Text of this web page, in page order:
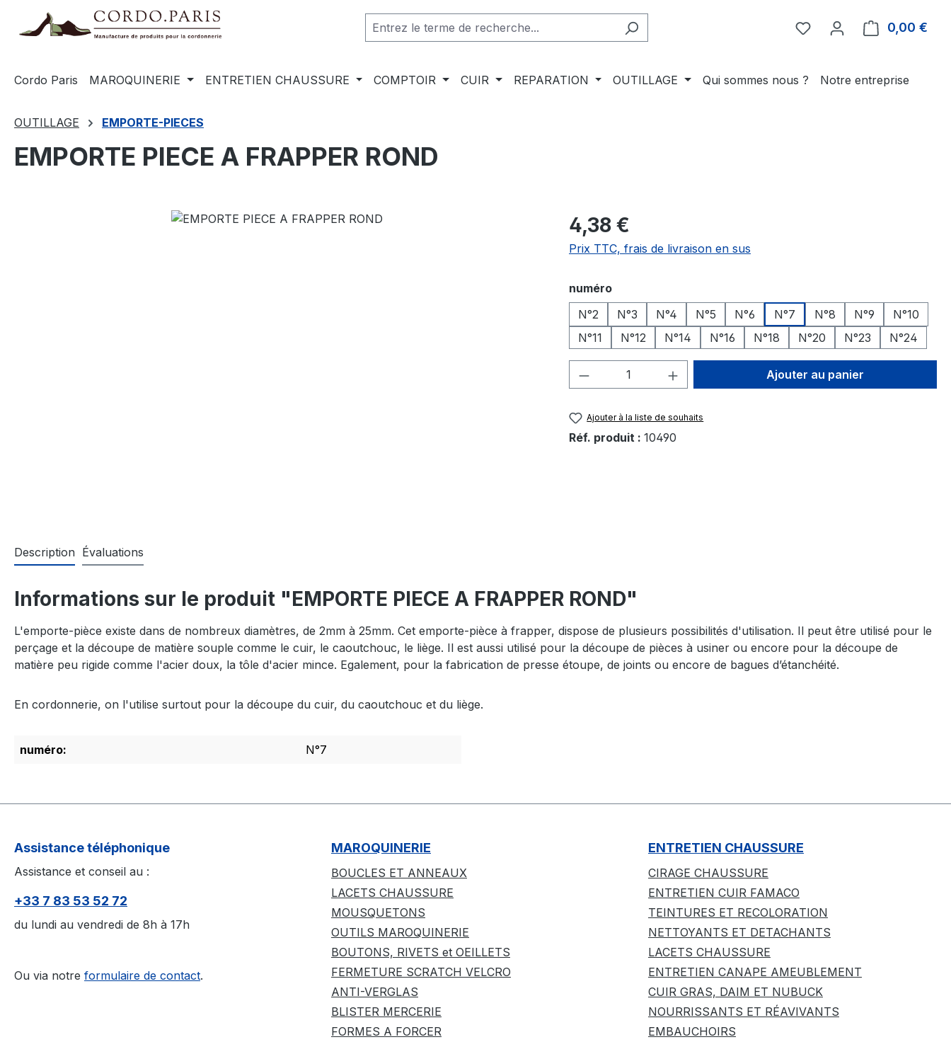
Passer à la navigation principale
0,00 €
Cordo Paris MAROQUINERIE ENTRETIEN CHAUSSURE COMPTOIR CUIR REPARATION OUTILLAGE Qui sommes nous ? Notre entreprise
OUTILLAGE EMPORTE-PIECES
EMPORTE PIECE A FRAPPER ROND
4,38 €
Prix TTC, frais de livraison en sus
Sélectionnez
numéro
N°2
N°3 N°4 N°5 N°6 N°7 N°8 N°9
N°10
N°11
N°12 N°14 N°16 N°18 N°20 N°23 N°24
Quantité de produit : Entrez la quantité
Ajouter au panier
Ajouter à la liste de souhaits
Réf. produit : 10490
Description Évaluations
Informations sur le produit "EMPORTE PIECE A FRAPPER ROND"
L'emporte-pièce existe dans de nombreux diamètres, de 2mm à 25mm. Cet emporte-pièce à frapper, dispose de plusieurs possibilités d'utilisation. Il peut être utilisé pour le
perçage et la découpe de matière souple comme le cuir, le caoutchouc, le liège. Il est aussi utilisé pour la découpe de pièces à usiner ou encore pour la découpe de
matière peu rigide comme l'acier doux, la tôle d'acier mince. Egalement, pour la fabrication de presse étoupe, de joints ou encore de bagues d’étanchéité.
En cordonnerie, on l'utilise surtout pour la découpe du cuir, du caoutchouc et du liège.
numéro: N°7
Assistance téléphonique
Assistance et conseil au :
+33 7 83 53 52 72
du lundi au vendredi de 8h à 17h
Ou via notre formulaire de contact.
MAROQUINERIE
BOUCLES ET ANNEAUX
LACETS CHAUSSURE
MOUSQUETONS
OUTILS MAROQUINERIE
BOUTONS, RIVETS et OEILLETS
FERMETURE SCRATCH VELCRO
ANTI-VERGLAS
BLISTER MERCERIE
FORMES A FORCER
ENTRETIEN CHAUSSURE
CIRAGE CHAUSSURE
ENTRETIEN CUIR FAMACO
TEINTURES ET RECOLORATION
NETTOYANTS ET DETACHANTS
LACETS CHAUSSURE
ENTRETIEN CANAPE AMEUBLEMENT
CUIR GRAS, DAIM ET NUBUCK
NOURRISSANTS ET RÉAVIVANTS
EMBAUCHOIRS